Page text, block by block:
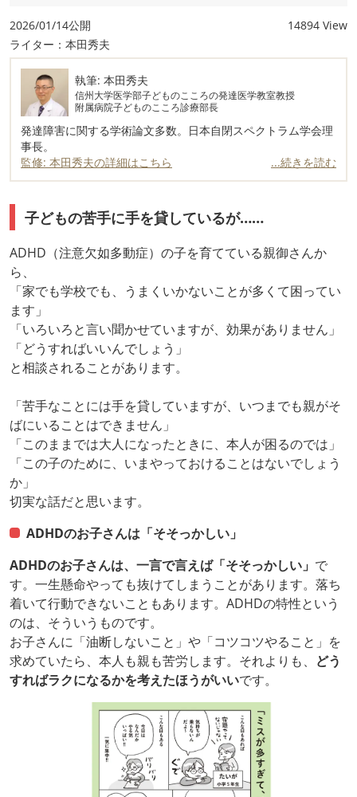
2026/01/14公開
14894 View
ライター：本田秀夫
執筆: 本田秀夫
信州大学医学部子どものこころの発達医学教室教授
附属病院子どものこころ診療部長
発達障害に関する学術論文多数。日本自閉スペクトラム学会理
事長。
監修: 本田秀夫の詳細はこちら
...続きを読む
子どもの苦手に手を貸しているが……
ADHD（注意欠如多動症）の子を育てている親御さんか
ら、
「家でも学校でも、うまくいかないことが多くて困ってい
ます」
「いろいろと言い聞かせていますが、効果がありません」
「どうすればいいんでしょう」
と相談されることがあります。
「苦手なことには手を貸していますが、いつまでも親がそ
ばにいることはできません」
「このままでは大人になったときに、本人が困るのでは」
「この子のために、いまやっておけることはないでしょう
か」
切実な話だと思います。
ADHDのお子さんは「そそっかしい」
ADHDのお子さんは、一言で言えば「そそっかしい」 で
す。一生懸命やっても抜けてしまうことがあります。落ち
着いて行動できないこともあります。ADHDの特性という
のは、そういうものです。
お子さんに「油断しないこと」や「コツコツやること」を
求めていたら、本人も親も苦労します。それよりも、 どう
すればラクになるかを考えたほうがいいです。